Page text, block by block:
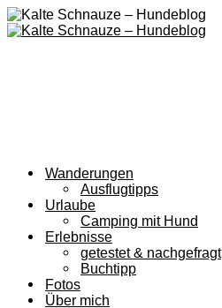
Wanderungen
Ausflugtipps
Urlaube
Camping mit Hund
Erlebnisse
getestet & nachgefragt
Buchtipp
Fotos
Über mich